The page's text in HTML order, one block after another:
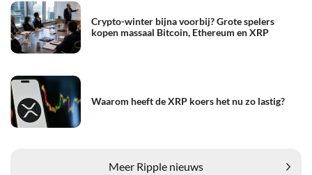
Crypto-winter bijna voorbij? Grote spelers
kopen massaal Bitcoin, Ethereum en XRP
Waarom heeft de XRP koers het nu zo lastig?
Meer Ripple nieuws